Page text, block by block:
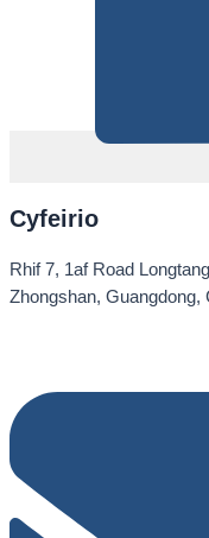
Cyfeirio
Rhif 7, 1af Road
Zhongshan, Guangdong,